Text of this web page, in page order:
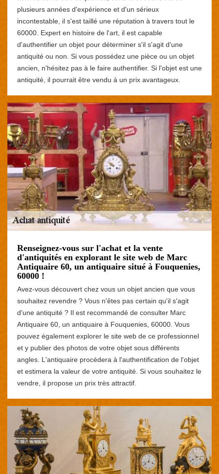
plusieurs années d'expérience et d'un sérieux
incontestable, il s'est taillé une réputation à travers tout le
60000. Expert en histoire de l'art, il est capable
d'authentifier un objet pour déterminer s'il s'agit d'une
antiquité ou non. Si vous possédez une pièce ou un objet
ancien, n'hésitez pas à le faire authentifier. Si l'objet est une
antiquité, il pourrait être vendu à un prix avantageux.
Renseignez-vous sur l'achat et la vente
d'antiquités en explorant le site web de Marc
Antiquaire 60, un antiquaire situé à Fouquenies,
60000 !
Avez-vous découvert chez vous un objet ancien que vous
souhaitez revendre ? Vous n'êtes pas certain qu'il s'agit
d'une antiquité ? Il est recommandé de consulter Marc
Antiquaire 60, un antiquaire à Fouquenies, 60000. Vous
pouvez également explorer le site web de ce professionnel
et y publier des photos de votre objet sous différents
angles. L'antiquaire procédera à l'authentification de l'objet
et estimera la valeur de votre antiquité. Si vous souhaitez le
vendre, il propose un prix très attractif.